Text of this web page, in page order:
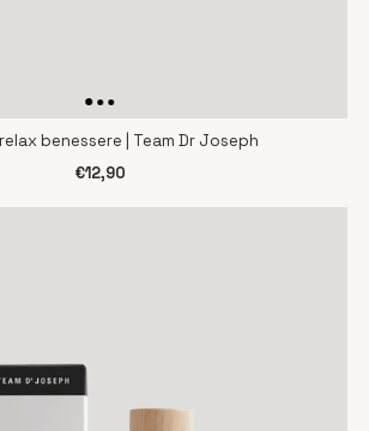
benessere | Team Dr Joseph
€12,90